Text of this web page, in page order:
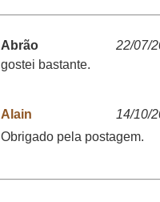
Abrão
22/07/
gostei bastante.
Alain
14/10/
Obrigado pela postagem.